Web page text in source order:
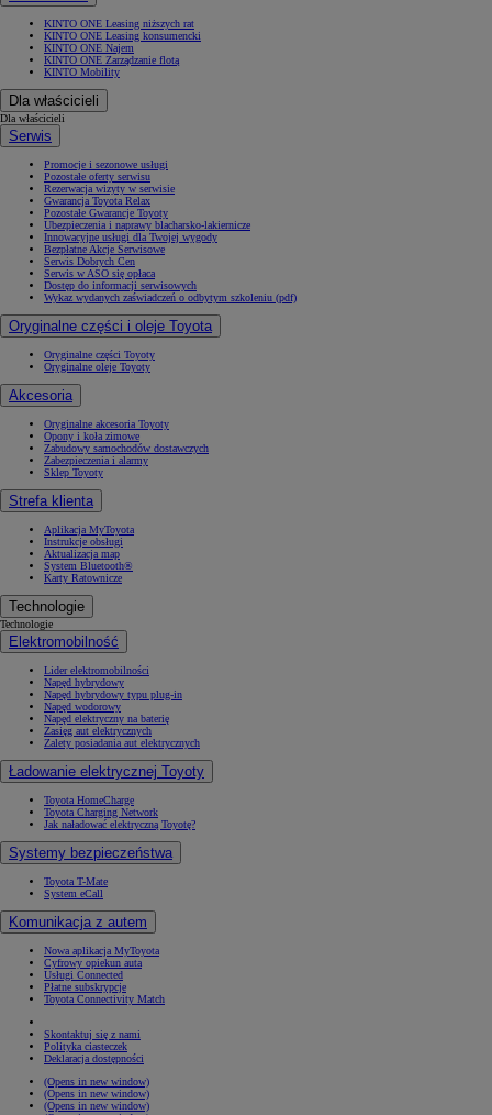
KINTO ONE Leasing niższych rat
KINTO ONE Leasing konsumencki
KINTO ONE Najem
KINTO ONE Zarządzanie flotą
KINTO Mobility
Dla właścicieli
Dla właścicieli
Serwis
Promocje i sezonowe usługi
Pozostałe oferty serwisu
Rezerwacja wizyty w serwisie
Gwarancja Toyota Relax
Pozostałe Gwarancje Toyoty
Ubezpieczenia i naprawy blacharsko-lakiernicze
Innowacyjne usługi dla Twojej wygody
Bezpłatne Akcje Serwisowe
Serwis Dobrych Cen
Serwis w ASO się opłaca
Dostęp do informacji serwisowych
Wykaz wydanych zaświadczeń o odbytym szkoleniu (pdf)
Oryginalne części i oleje Toyota
Oryginalne części Toyoty
Oryginalne oleje Toyoty
Akcesoria
Oryginalne akcesoria Toyoty
Opony i koła zimowe
Zabudowy samochodów dostawczych
Zabezpieczenia i alarmy
Sklep Toyoty
Strefa klienta
Aplikacja MyToyota
Instrukcje obsługi
Aktualizacja map
System Bluetooth®
Karty Ratownicze
Technologie
Technologie
Elektromobilność
Lider elektromobilności
Napęd hybrydowy
Napęd hybrydowy typu plug-in
Napęd wodorowy
Napęd elektryczny na baterię
Zasięg aut elektrycznych
Zalety posiadania aut elektrycznych
Ładowanie elektrycznej Toyoty
Toyota HomeCharge
Toyota Charging Network
Jak naładować elektryczną Toyotę?
Systemy bezpieczeństwa
Toyota T-Mate
System eCall
Komunikacja z autem
Nowa aplikacja MyToyota
Cyfrowy opiekun auta
Usługi Connected
Płatne subskrypcje
Toyota Connectivity Match
Skontaktuj się z nami
Polityka ciasteczek
Deklaracja dostępności
(Opens in new window)
(Opens in new window)
(Opens in new window)